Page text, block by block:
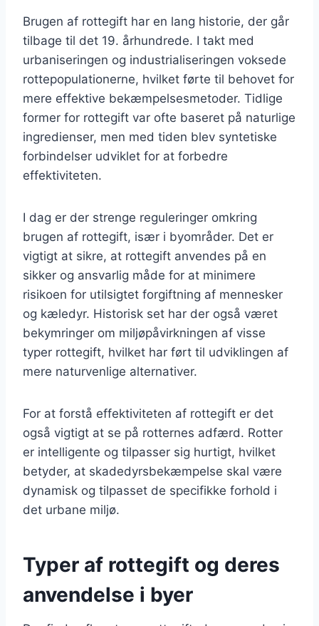
Brugen af rottegift har en lang historie, der går
tilbage til det 19. århundrede. I takt med
urbaniseringen og industrialiseringen voksede
rottepopulationerne, hvilket førte til behovet for
mere effektive bekæmpelsesmetoder. Tidlige
former for rottegift var ofte baseret på naturlige
ingredienser, men med tiden blev syntetiske
forbindelser udviklet for at forbedre
effektiviteten.
I dag er der strenge reguleringer omkring
brugen af rottegift, især i byområder. Det er
vigtigt at sikre, at rottegift anvendes på en
sikker og ansvarlig måde for at minimere
risikoen for utilsigtet forgiftning af mennesker
og kæledyr. Historisk set har der også været
bekymringer om miljøpåvirkningen af visse
typer rottegift, hvilket har ført til udviklingen af
mere naturvenlige alternativer.
For at forstå effektiviteten af rottegift er det
også vigtigt at se på rotternes adfærd. Rotter
er intelligente og tilpasser sig hurtigt, hvilket
betyder, at skadedyrsbekæmpelse skal være
dynamisk og tilpasset de specifikke forhold i
det urbane miljø.
Typer af rottegift og deres
anvendelse i byer